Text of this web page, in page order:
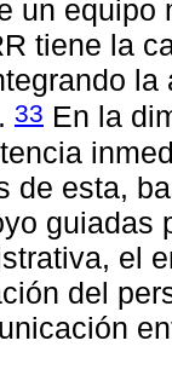
un
tiene la
33 En la
de esta,
guiadas
el
del